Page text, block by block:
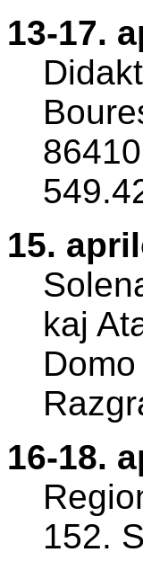
13-17.
15.
kaj
16-18.
152.